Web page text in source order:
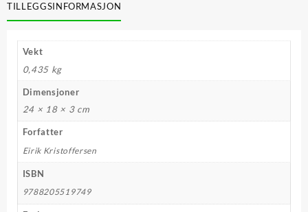
TILLEGGSINFORMASJON
Vekt
0,435 kg
Dimensjoner
24 × 18 × 3 cm
Forfatter
Eirik Kristoffersen
ISBN
9788205519749